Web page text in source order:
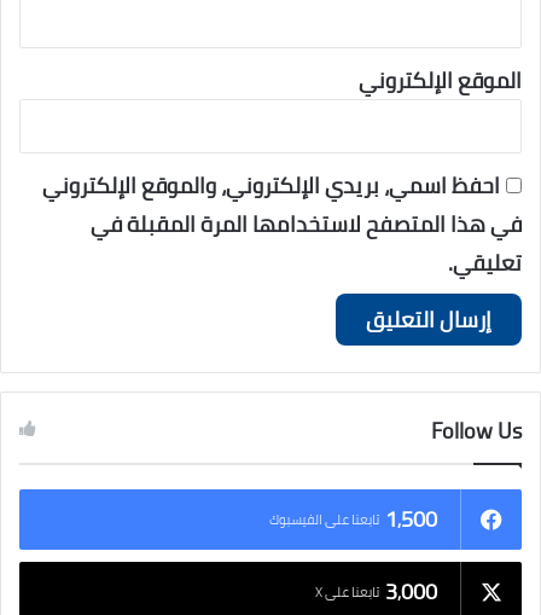
الموقع الإلكتروني
احفظ اسمي، بريدي الإلكتروني، والموقع الإلكتروني
في هذا المتصفح لاستخدامها المرة المقبلة في
تعليقي.
Follow Us
1٬500 تابعنا على الفيسبوك
3٬000 تابعنا على X